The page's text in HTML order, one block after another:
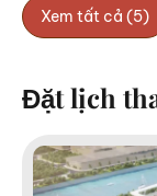
Xem tất cả (5)
Đặt lịch